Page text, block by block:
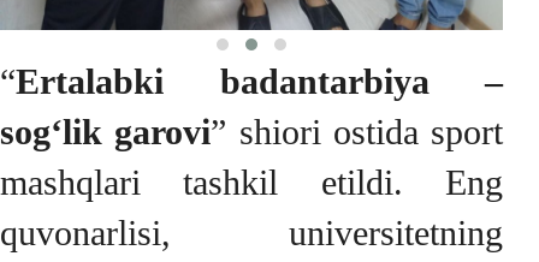
“Ertalabki badantarbiya –
sog‘lik garovi” shiori ostida sport
mashqlari tashkil etildi. Eng
quvonarlisi, universitetning